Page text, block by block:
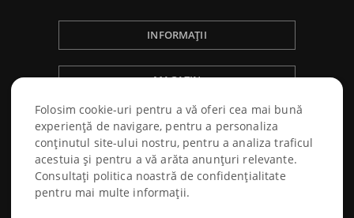
INFORMAȚII
MAGAZIN
NÁKUPNÝ PORIADOK
Folosim cookie-uri pentru a vă oferi cea mai bună
experiență de navigare, pentru a personaliza
conținutul site-ului nostru, pentru a analiza traficul
acestuia și pentru a vă arăta anunțuri relevante.
Consultați politica noastră de confidențialitate
pentru mai multe informații.